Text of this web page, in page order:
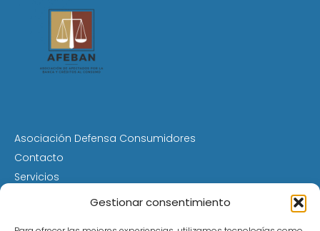
Gestionar consentimiento
Asociación Defensa Consumidores
Contacto
Servicios
Multipropiedad Problemas